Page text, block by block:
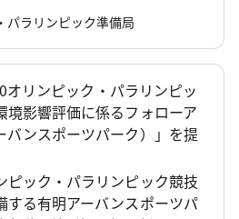
ラリンピック準備局
リンピック・パラリンピッ
境影響評価に係るフォローア
バンスポーツパーク）」を提
ピック・パラリンピック競技
する有明アーバンスポーツパ